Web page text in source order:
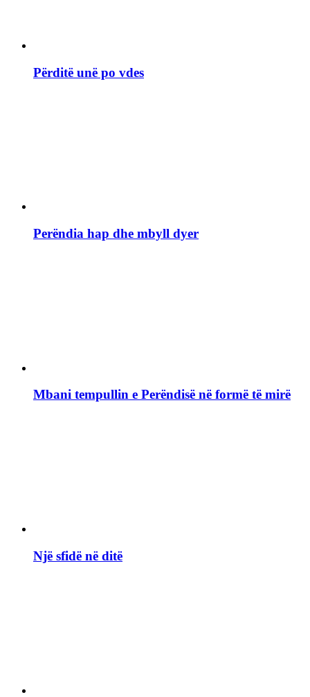
Përditë unë po vdes
Perëndia hap dhe mbyll dyer
Mbani tempullin e Perëndisë në formë të mirë
Një sfidë në ditë